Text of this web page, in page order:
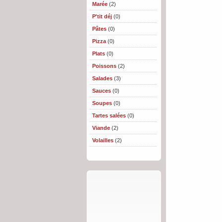
Marée(2)
P'tit déj(0)
Pâtes(0)
Pizza(0)
Plats(0)
Poissons(2)
Salades(3)
Sauces(0)
Soupes(0)
Tartes salées(0)
Viande(2)
Volailles(2)